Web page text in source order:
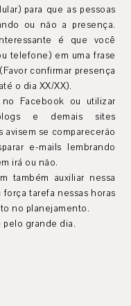
para que as pessoas
ou não a presença.
é que você
telefone) em uma frase
confirmar presença
o dia XX/XX).
Facebook ou utilizar
e demais sites
avisem se comparecerão
e-mails lembrando
irá ou não.
também auxiliar nessa
tarefa nessas horas
no planejamento.
pelo grande dia.